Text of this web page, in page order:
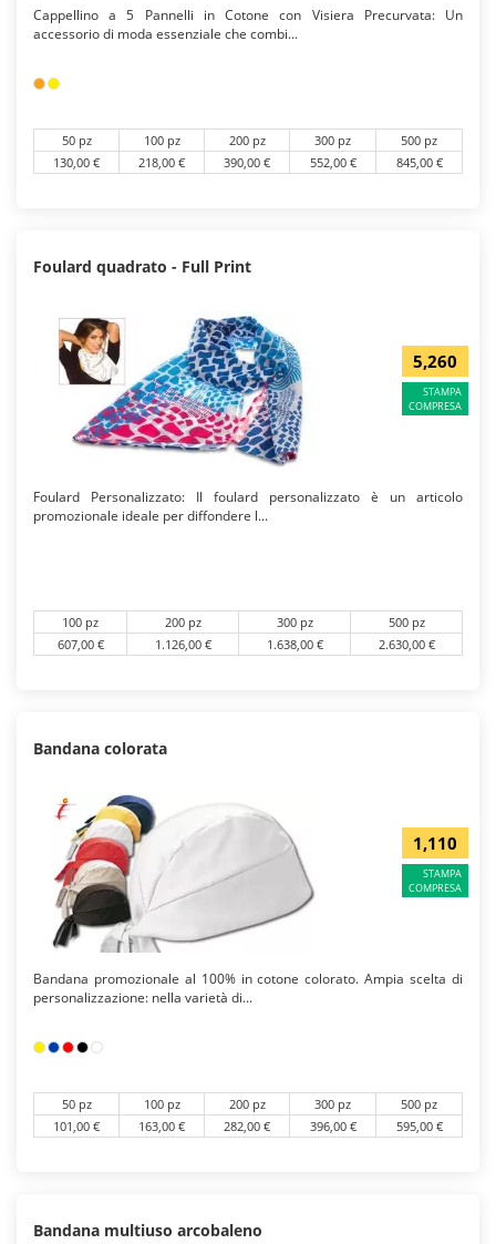
Cappellino a 5 Pannelli in Cotone con Visiera Precurvata: Un
accessorio di moda essenziale che combi...
50 pz 100 pz 200 pz 300 pz
500 pz
130,00 €
218,00 € 390,00 € 552,00 € 845,00 €
Foulard quadrato - Full Print
5,260
STAMPA
COMPRESA
Foulard Personalizzato: Il foulard personalizzato è un articolo
promozionale ideale per diffondere l...
100 pz 200 pz 300 pz
500 pz
607,00 €
1.126,00 € 1.638,00 € 2.630,00 €
Bandana colorata
1,110
STAMPA
COMPRESA
Bandana promozionale al 100% in cotone colorato. Ampia scelta di
personalizzazione: nella varietà di...
50 pz 100 pz 200 pz 300 pz
500 pz
101,00 €
163,00 € 282,00 € 396,00 € 595,00 €
Bandana multiuso arcobaleno